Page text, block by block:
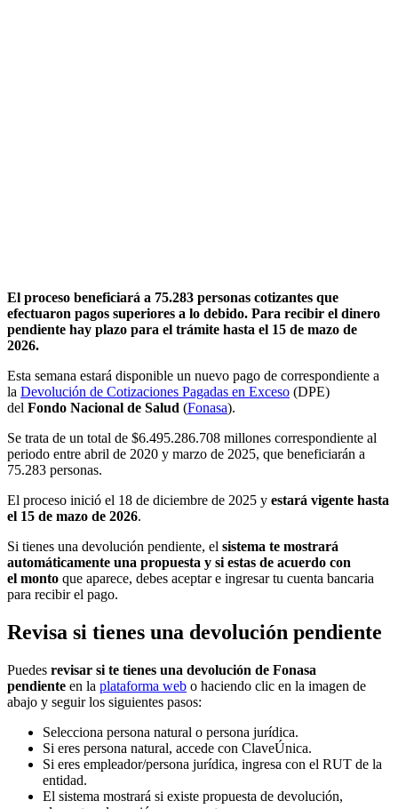
El proceso beneficiará a 75.283 personas cotizantes que
efectuaron pagos superiores a lo debido. Para recibir el dinero
pendiente hay plazo para el trámite hasta el 15 de mazo de
2026.
Esta semana estará disponible un nuevo pago de correspondiente a
la Devolución de Cotizaciones Pagadas en Exceso (DPE)
del Fondo Nacional de Salud (Fonasa).
Se trata de un total de $6.495.286.708 millones correspondiente al
periodo entre abril de 2020 y marzo de 2025, que beneficiarán a
75.283 personas.
El proceso inició el 18 de diciembre de 2025 y estará vigente hasta
el 15 de mazo de 2026.
Si tienes una devolución pendiente, el sistema te mostrará
automáticamente una propuesta y si estas de acuerdo con
el monto que aparece, debes aceptar e ingresar tu cuenta bancaria
para recibir el pago.
Revisa si tienes una devolución pendiente
Puedes revisar si te tienes una devolución de Fonasa
pendiente en la plataforma web o haciendo clic en la imagen de
abajo y seguir los siguientes pasos:
Selecciona persona natural o persona jurídica.
Si eres persona natural, accede con ClaveÚnica.
Si eres empleador/persona jurídica, ingresa con el RUT de la
entidad.
El sistema mostrará si existe propuesta de devolución,